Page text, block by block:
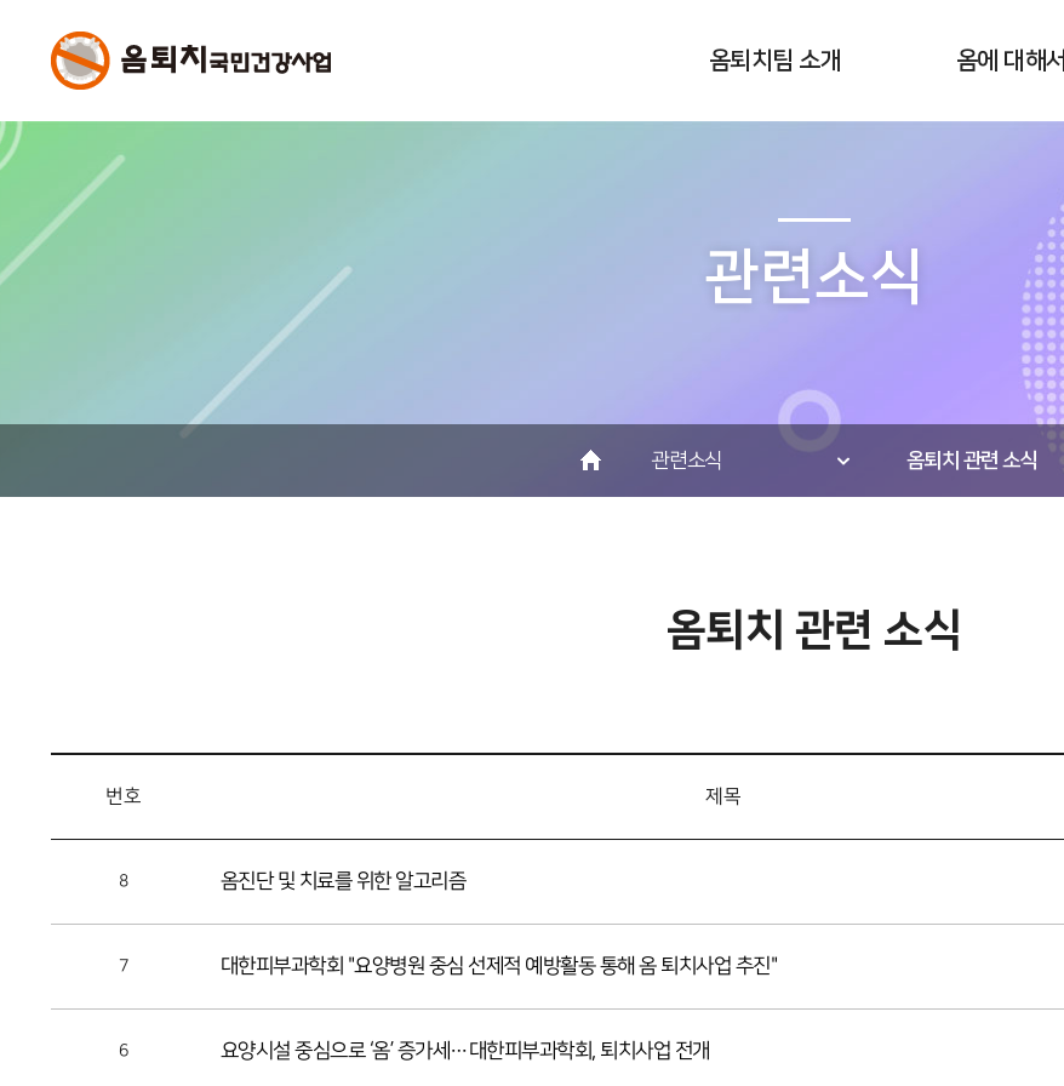
옴퇴치팀 소개 옴에 대해서
치료 및 예후
관련소식
관련소식 옴퇴치 관련 소식
옴퇴치 관련 소식
번호 제목
8 옴진단 및 치료를 위한 알고리즘
7 대한피부과학회 "요양병원 중심 선제적 예방활동 통해 옴 퇴치사업 추진"
6 요양시설 중심으로 ‘옴’ 증가세…대한피부과학회, 퇴치사업 전개